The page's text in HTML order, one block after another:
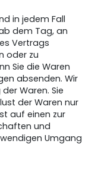
in jedem Fall
dem Tag, an
Vertrags
oder zu
Sie die Waren
absenden. Wir
Waren. Sie
der Waren nur
auf einen zur
und
Umgang